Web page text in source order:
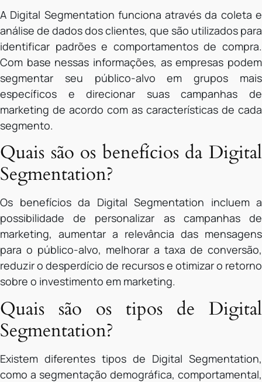
A Digital Segmentation funciona através da coleta e
análise de dados dos clientes, que são utilizados para
identificar padrões e comportamentos de compra.
Com base nessas informações, as empresas podem
segmentar seu público-alvo em grupos mais
específicos e direcionar suas campanhas de
marketing de acordo com as características de cada
segmento.
Quais são os benefícios da Digital
Segmentation?
Os benefícios da Digital Segmentation incluem a
possibilidade de personalizar as campanhas de
marketing, aumentar a relevância das mensagens
para o público-alvo, melhorar a taxa de conversão,
reduzir o desperdício de recursos e otimizar o retorno
sobre o investimento em marketing.
Quais são os tipos de Digital
Segmentation?
Existem diferentes tipos de Digital Segmentation,
como a segmentação demográfica, comportamental,